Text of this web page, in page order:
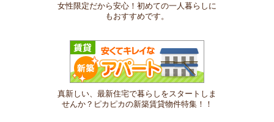
女性限定だから安心！初めての一人暮らしに
もおすすめです。
真新しい、最新住宅で暮らしをスタートしま
せんか？ピカピカの新築賃貸物件特集！！